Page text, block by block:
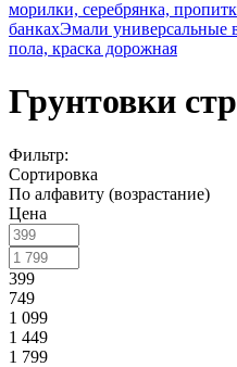
морилки, серебрянка,
банкахЭмали универсальные
пола, краска дорожная
Грунтовки
Фильтр:
Сортировка
По алфавиту (возрастание)
Цена
399
749
1 099
1 449
1 799